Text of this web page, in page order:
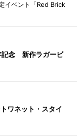
イベント「Red Brick
記念 新作ラガービ
ワネット・スタイ